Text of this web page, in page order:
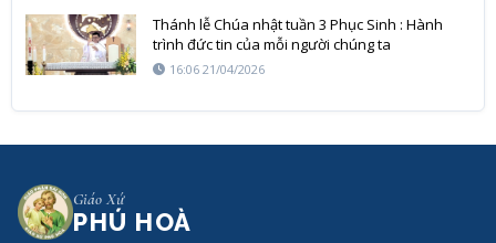
Thánh lễ Chúa nhật tuần 3 Phục Sinh : Hành
trình đức tin của mỗi người chúng ta
16:06 21/04/2026
Giáo Xứ
PHÚ HOÀ